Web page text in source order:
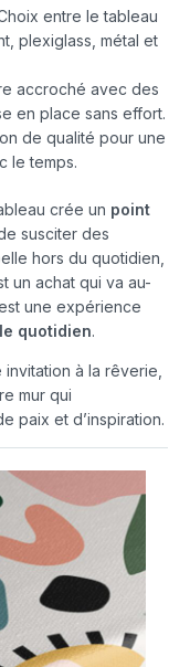
entre le tableau
plexiglass, métal et
accroché avec des
en place sans effort.
de qualité pour une
le temps.
crée un point
susciter des
hors du quotidien,
un achat qui va au-
une expérience
quotidien.
invitation à la rêverie,
mur qui
paix et d’inspiration.